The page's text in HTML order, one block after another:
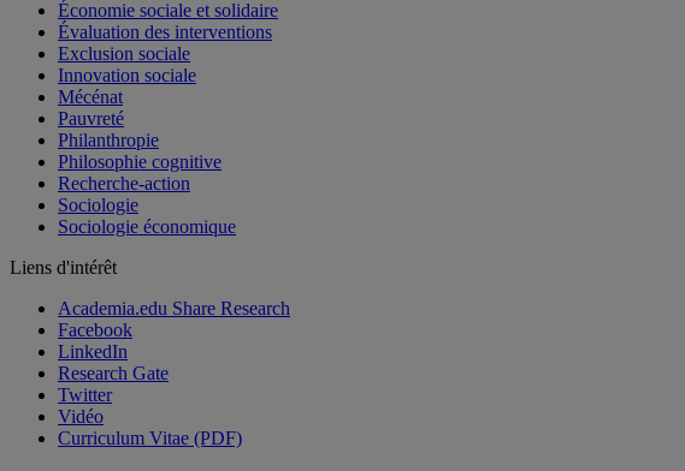
Économie sociale et solidaire
Évaluation des interventions
Exclusion sociale
Innovation sociale
Mécénat
Pauvreté
Philanthropie
Philosophie cognitive
Recherche-action
Sociologie
Sociologie économique
Liens d'intérêt
Academia.edu Share Research
Facebook
LinkedIn
Research Gate
Twitter
Vidéo
Curriculum Vitae (PDF)